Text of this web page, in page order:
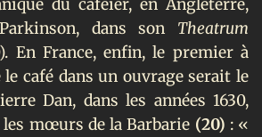
du caféier, en Angleterre,
dans son Theatrum
En France, enfin, le premier à
café dans un ouvrage serait le
Dan, dans les années 1630,
mœurs de la Barbarie (20) : «